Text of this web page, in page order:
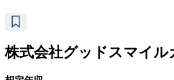
株式会社グッドスマイル